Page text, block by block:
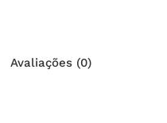
Avaliações (0)